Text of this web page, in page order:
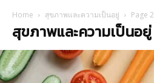
Home สุขภาพและความเป็นอยู่ Page 2
สุขภาพและความเป็นอยู่